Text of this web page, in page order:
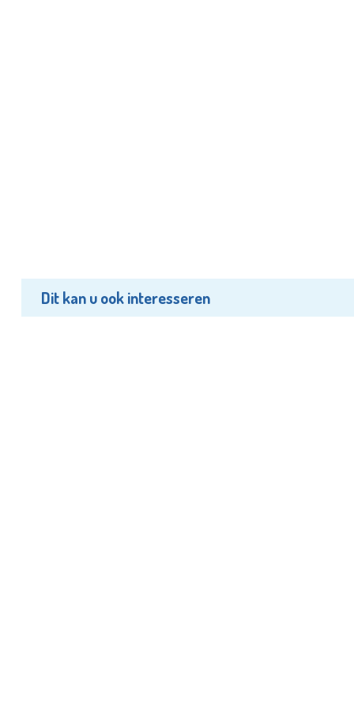
Dit kan u ook interesseren